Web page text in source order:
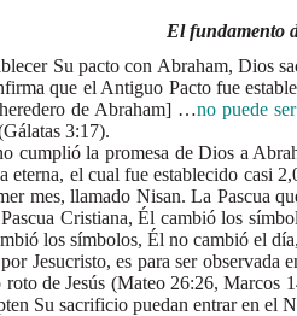
El fundamento
Su pacto con Abraham, Dios
que el Antiguo Pacto fue
de Abraham] …no puede
3:17).
la promesa de Dios a
eterna, el cual fue establecido casi
mes, llamado Nisan. La Pascua
Cristiana, Él cambió los
los símbolos, Él no cambió el
es para ser observada
de Jesús (Mateo 26:26,
Su sacrificio puedan entrar en